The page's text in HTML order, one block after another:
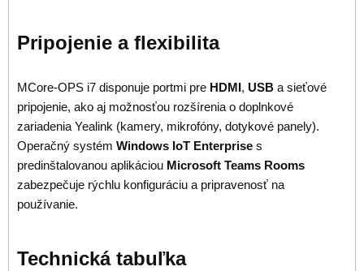
Pripojenie a flexibilita
MCore-OPS i7 disponuje portmi pre HDMI, USB a sieťové
pripojenie, ako aj možnosťou rozšírenia o doplnkové
zariadenia Yealink (kamery, mikrofóny, dotykové panely).
Operačný systém Windows IoT Enterprise s
predinštalovanou aplikáciou Microsoft Teams Rooms
zabezpečuje rýchlu konfiguráciu a pripravenosť na
používanie.
Technická tabuľka